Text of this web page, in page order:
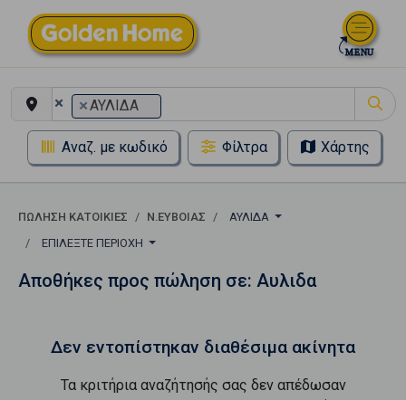
× ×ΑΥΛΙΔΑ
Αναζ. με κωδικό Φίλτρα Χάρτης
ΠΏΛΗΣΗ ΚΑΤΟΙΚΊΕΣ Ν.ΕΥΒΟΙΑΣ
ΑΥΛΙΔΑ
ΕΠΙΛΈΞΤΕ ΠΕΡΙΟΧΉ
Αποθήκες προς πώληση σε: Αυλιδα
Δεν εντοπίστηκαν διαθέσιμα ακίνητα
Τα κριτήρια αναζήτησής σας δεν απέδωσαν